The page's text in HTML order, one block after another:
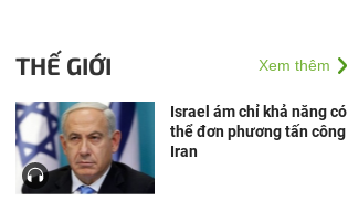
THẾ GIỚI Xem thêm
Israel ám chỉ khả năng có
thể đơn phương tấn công
Iran